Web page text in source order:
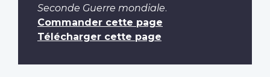
Seconde Guerre mondiale.
Commander cette page
Télécharger cette page